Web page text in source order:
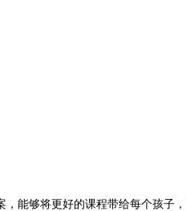
能够将更好的课程带给每个孩子